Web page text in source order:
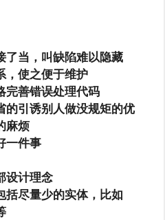
了当，叫缺陷难以隐藏
，使之便于维护
完善错误处理代码
的引诱别人做没规矩的优
麻烦
一件事
设计理念
括尽量少的实体，比如